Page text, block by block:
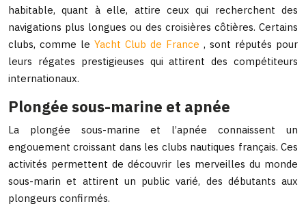
habitable, quant à elle, attire ceux qui recherchent des
navigations plus longues ou des croisières côtières. Certains
clubs, comme le Yacht Club de France , sont réputés pour
leurs régates prestigieuses qui attirent des compétiteurs
internationaux.
Plongée sous-marine et apnée
La plongée sous-marine et l’apnée connaissent un
engouement croissant dans les clubs nautiques français. Ces
activités permettent de découvrir les merveilles du monde
sous-marin et attirent un public varié, des débutants aux
plongeurs confirmés.